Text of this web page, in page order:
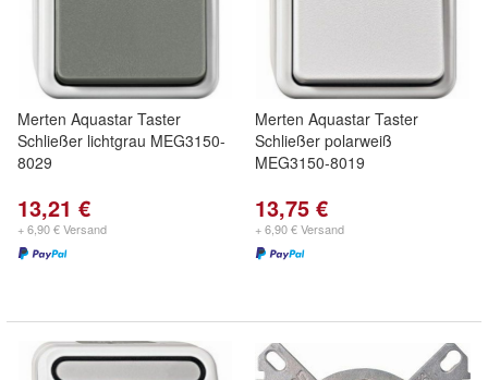
Merten Aquastar Taster
Schließer lichtgrau MEG3150-
8029
13,21 €
+ 6,90 € Versand
Merten Aquastar Taster
Schließer polarweiß
MEG3150-8019
13,75 €
+ 6,90 € Versand